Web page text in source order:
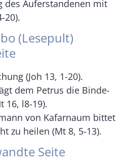
des Auferstandenen mit
20).
(Lesepult)
(Joh 13, 1-20).
dem Petrus die Binde-
16, l8-19).
von Kafarnaum bittet
zu heilen (Mt 8, 5-13).
Seite